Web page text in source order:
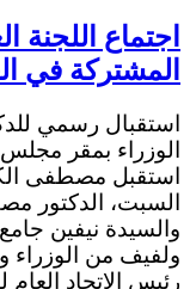
اجتماع اللجنة
المشتركة في
استقبال رسمي
الوزراء بمقر
استقبل مصطفى
السبت، الدكتور
والسيدة نيفين
ولفيف من الوزراء
رئيس الاتحاد العام